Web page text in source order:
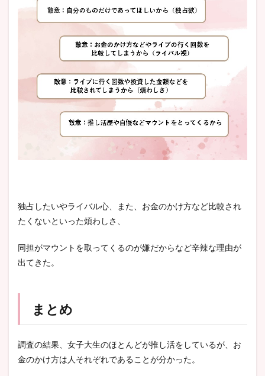
独占したいやライバル心、また、お金のかけ方など比較され
たくないといった煩わしさ、
同担がマウントを取ってくるのが嫌だからなど辛辣な理由が
出てきた。
まとめ
調査の結果、女子大生のほとんどが推し活をしているが、お
金のかけ方は人それぞれであることが分かった。